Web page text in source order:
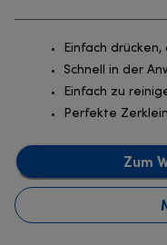
Einfach
Schnell in der
Einfach zu
Perfekte
Zum